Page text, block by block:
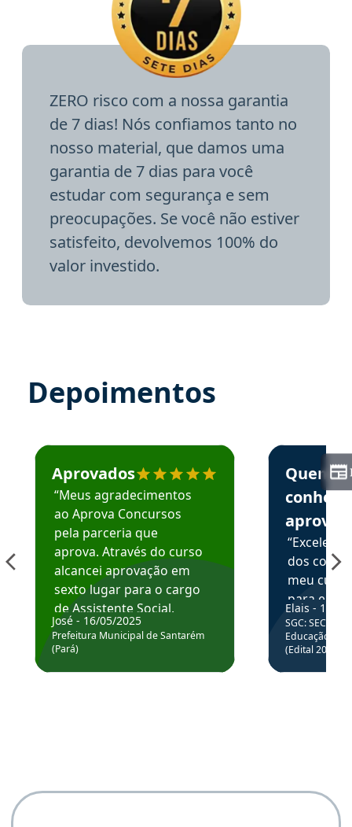
ZERO risco com a nossa garantia
de 7 dias! Nós confiamos tanto no
nosso material, que damos uma
garantia de 7 dias para você
estudar com segurança e sem
preocupações. Se você não estiver
satisfeito, devolvemos 100% do
valor investido.
Depoimentos
Estudante José recomenda o Aprova Concursos em
Aprovados
“Meus agradecimentos
ao Aprova Concursos
pela parceria que
aprova. Através do curso
alcancei aprovação em
sexto lugar para o cargo
de Assistente Social.
Hoje estou atuando na
Prefeitura de Santarém.
José - 16/05/2025
Prefeitura Municipal de Santarém
(Pará)
Estudante
Quem
aprova
dos
meu
para
colocar
através
de
Elais - 15/
SGC: SEC BA
Educação
(Edital